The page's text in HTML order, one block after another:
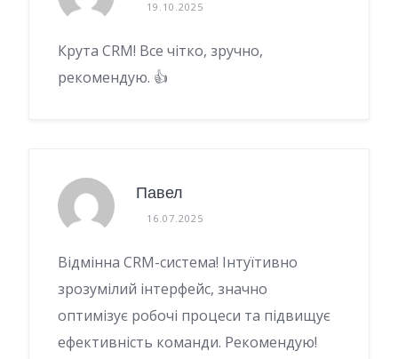
19.10.2025
Крута CRM! Все чітко, зручно,
рекомендую. 👍
Павел
16.07.2025
Відмінна CRM-система! Інтуїтивно
зрозумілий інтерфейс, значно
оптимізує робочі процеси та підвищує
ефективність команди. Рекомендую!